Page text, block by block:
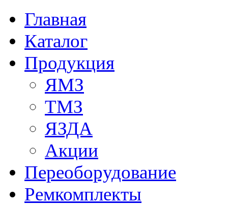
Главная
Каталог
Продукция
ЯМЗ
ТМЗ
ЯЗДА
Акции
Переоборудование
Ремкомплекты